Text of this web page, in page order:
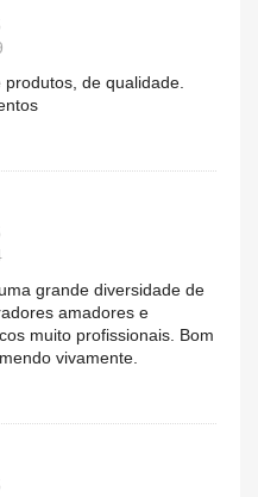
de qualidade.
grande diversidade de
amadores e
muito profissionais. Bom
vivamente.